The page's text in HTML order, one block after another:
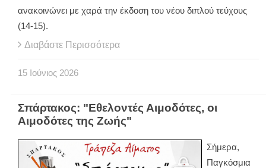
ανακοινώνει με χαρά την έκδοση του νέου διπλού τεύχους
(14-15).
Διαβάστε Περισσότερα
15 Ιούνιος 2026
Σπάρτακος: "Εθελοντές Αιμοδότες, οι
Αιμοδότες της Ζωής"
Σήμερα,
Παγκόσμια